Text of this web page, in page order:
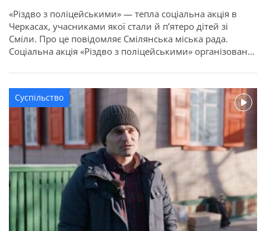
«Різдво з поліцейськими» — тепла соціальна акція в
Черкасах, учасниками якої стали й п’ятеро дітей зі
Сміли. Про це повідомляє Смілянська міська рада.
Соціальна акція «Різдво з поліцейськими» організована
превенції, Департаменту головної інспекції та
дотримання прав людини НПУ та капеланів.
Поліцейські та капелани створили для малечі дружню й
невимушену атмосферу. Кожну […]
Суспільство